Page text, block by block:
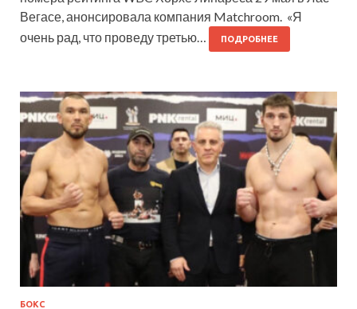
Вегасе, анонсировала компания Matchroom. «Я
очень рад, что проведу третью…
ПОДРОБНЕЕ
БОКС